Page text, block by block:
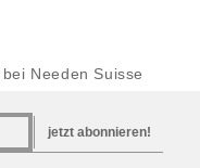
bei Needen Suisse
jetzt abonnieren!